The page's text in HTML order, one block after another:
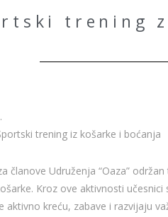
trening
trening iz košarke i boćanja
članove Udruženja “Oaza”
Kroz ove aktivnosti učesnici
aktivno kreću, zabave i razvijaju